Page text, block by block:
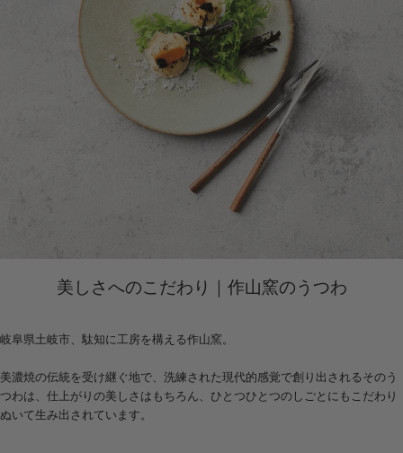
美しさへのこだわり｜作山窯のうつわ
岐阜県土岐市、駄知に工房を構える作山窯。
美濃焼の伝統を受け継ぐ地で、洗練された現代的感覚で創り出されるそのう
つわは、仕上がりの美しさはもちろん、ひとつひとつのしごとにもこだわり
ぬいて生み出されています。